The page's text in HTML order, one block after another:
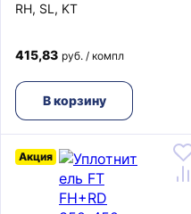
RH, SL, KT
415,83 руб. / компл
В корзину
Акция